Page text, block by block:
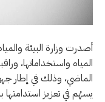
الماضي، وذلك في إطار
يسهُم في تعزيز استدامتها